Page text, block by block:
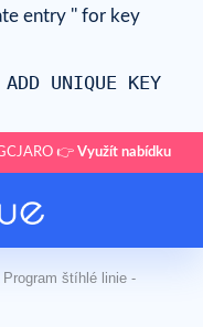
entry '' for key
UNIQUE KEY
👉 Využít nabídku
Program štíhlé linie -